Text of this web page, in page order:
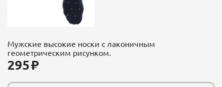
Мужские высокие носки с лаконичным
геометрическим рисунком.
295